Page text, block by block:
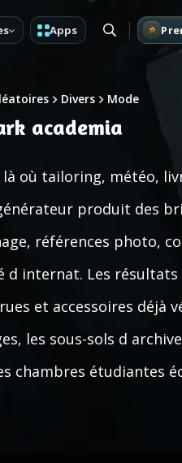
Apps
Divers Mode
academia
où tailoring, météo,
produit des
références photo,
d internat. Les
et accessoires déjà
les sous-sols d
chambres étudiantes